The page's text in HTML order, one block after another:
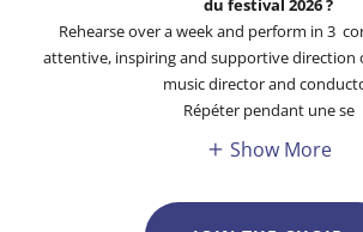
du festival 2026 ?
Rehearse over a week and perform in 3
attentive, inspiring and supportive direction
music director and
Répéter pendant une se
Show More